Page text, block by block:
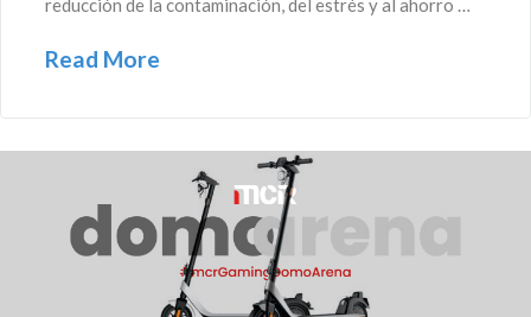
reducción de la contaminación, del estrés y al ahorro …
Read More